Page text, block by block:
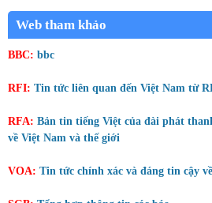
Web tham khảo
BBC: bbc
RFI: Tin tức liên quan đến Việt Nam từ
RFA: Bản tin tiếng Việt của đài phát
về Việt Nam và thế giới
VOA: Tin tức chính xác và đáng tin cậy